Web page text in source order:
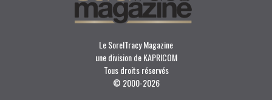
Le SorelTracy Magazine
une division de KAPRICOM
Tous droits réservés
© 2000-2026